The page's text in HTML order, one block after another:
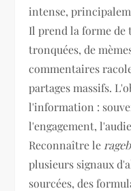
intense,
Il prend la forme de
tronquées, de
commentaires
partages massifs.
l'information :
l'engagement,
Reconnaître le
plusieurs signaux
sourcées, des